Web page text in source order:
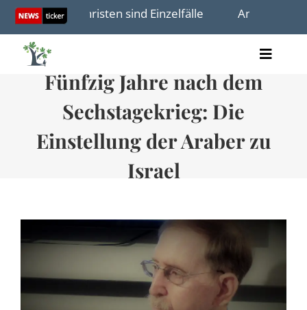
Skip
content
auf Christen sind Einzelfälle Antisemitismus
Toggle
Artikel
Bücher
Termine
Fünfzig Jahre nach dem
Sechstagekrieg: Die
Einstellung der Araber zu
Israel